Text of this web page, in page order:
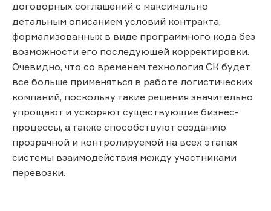
договорных соглашений с максимально
детальным описанием условий контракта,
формализованных в виде программного кода без
возможности его последующей корректировки.
Очевидно, что со временем технология СК будет
все больше применяться в работе логистических
компаний, поскольку такие решения значительно
упрощают и ускоряют существующие бизнес-
процессы, а также способствуют созданию
прозрачной и контролируемой на всех этапах
системы взаимодействия между участниками
перевозки.